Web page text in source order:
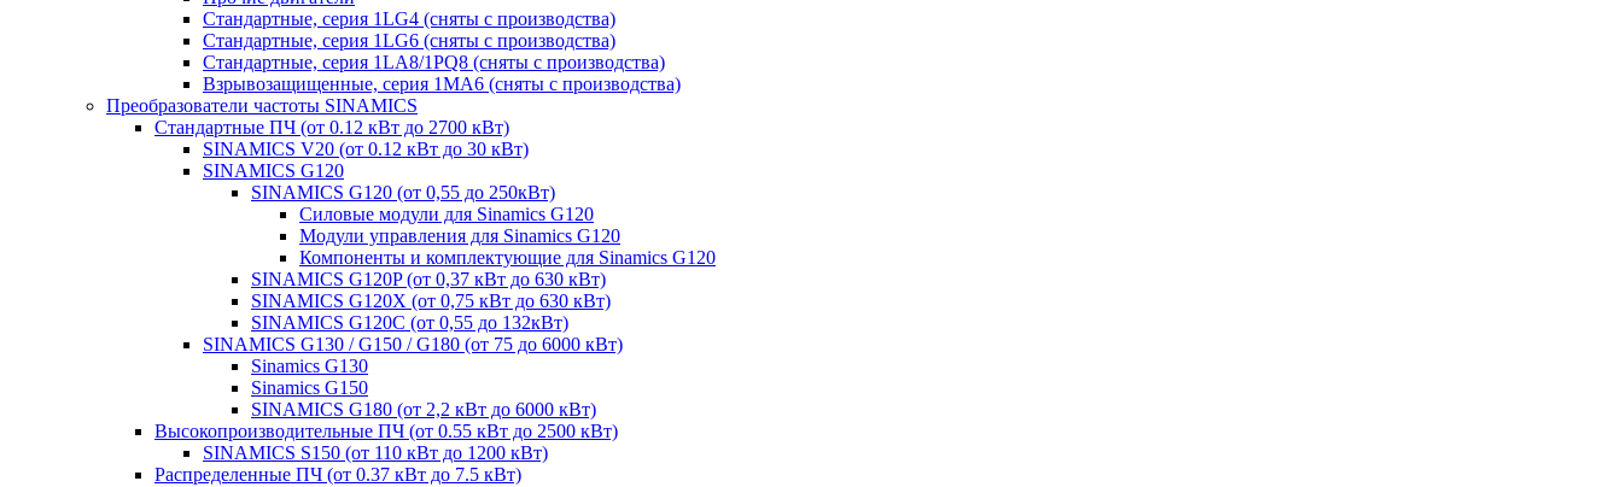
Стандартные, серия 1LG4 (сняты с производства)
Стандартные, серия 1LG6 (сняты с производства)
Стандартные, серия 1LA8/1PQ8 (сняты с производства)
Взрывозащищенные, серия 1MA6 (сняты с производства)
Преобразователи частоты SINAMICS
Стандартные ПЧ (от 0.12 кВт до 2700 кВт)
SINAMICS V20 (от 0.12 кВт до 30 кВт)
SINAMICS G120
SINAMICS G120 (от 0,55 до 250кВт)
Силовые модули для Sinamics G120
Модули управления для Sinamics G120
Компоненты и комплектующие для Sinamics G120
SINAMICS G120P (от 0,37 кВт до 630 кВт)
SINAMICS G120X (от 0,75 кВт до 630 кВт)
SINAMICS G120C (от 0,55 до 132кВт)
SINAMICS G130 / G150 / G180 (от 75 до 6000 кВт)
Sinamics G130
Sinamics G150
SINAMICS G180 (от 2,2 кВт до 6000 кВт)
Высокопроизводительные ПЧ (от 0.55 кВт до 2500 кВт)
SINAMICS S150 (от 110 кВт до 1200 кВт)
Распределенные ПЧ (от 0.37 кВт до 7.5 кВт)